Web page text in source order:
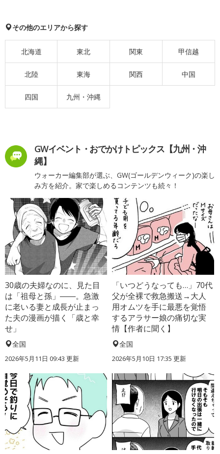
その他のエリアから探す
北海道 東北 関東 甲信越
北陸 東海 関西 中国
四国 九州・沖縄
GWイベント・おでかけトピックス【九州・沖
縄】
ウォーカー編集部が選ぶ、GW(ゴールデンウィーク)の楽し
み方を紹介。家で楽しめるコンテンツも続々！
30歳の夫婦なのに、見た目
は「祖母と孫」――。急激
に老いる妻と成長が止まっ
た夫の漫画が描く「歳と幸
せ」
全国
2026年5月11日 09:43 更新
「いつどうなっても…」70代
父が全裸で救急搬送→大人
用オムツを手に最悪を覚悟
するアラサー娘の痛切な実
情【作者に聞く】
全国
2026年5月10日 17:35 更新